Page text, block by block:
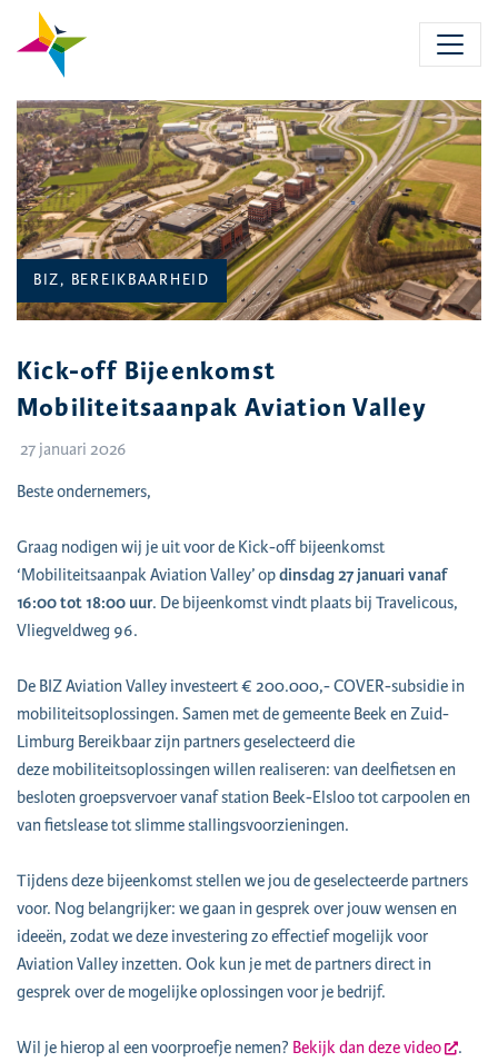
content
CATEGORIEËN:
BIZ, BEREIKBAARHEID
Kick-off Bijeenkomst
Mobiliteitsaanpak Aviation Valley
27 januari 2026
Beste ondernemers,
Graag nodigen wij je uit voor de Kick-off bijeenkomst
‘Mobiliteitsaanpak Aviation Valley’ opdinsdag 27 januari vanaf
16:00 tot 18:00 uur. De bijeenkomst vindt plaats bij Travelicous,
Vliegveldweg 96.
De BIZ Aviation Valley investeert € 200.000,- COVER-subsidie in
mobiliteitsoplossingen. Samen met de gemeente Beek en Zuid-
Limburg Bereikbaar zijn partners geselecteerd die
deze mobiliteitsoplossingen willen realiseren: van deelfietsen en
besloten groepsvervoer vanaf station Beek-Elsloo tot carpoolen en
van fietslease tot slimme stallingsvoorzieningen.
Tijdens deze bijeenkomst stellen we jou de geselecteerde partners
voor. Nog belangrijker: we gaan in gesprek over jouw wensen en
ideeën, zodat we deze investering zo effectief mogelijk voor
Aviation Valley inzetten. Ook kun je met de partners direct in
gesprek over de mogelijke oplossingen voor je bedrijf.
Wil je hierop al een voorproefje nemen? Bekijk dan deze video .